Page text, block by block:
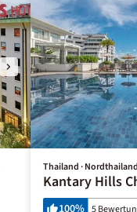
Thailand ·
Kantary Hills
100% 5